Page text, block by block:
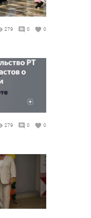
279 0 0
279 0 0